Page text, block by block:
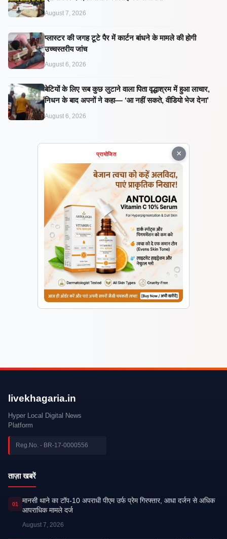
August 7, 2026
प्लास्टर की जगह टूटे पैर में कार्टन बांधने के मामले की होगी
उच्चस्तरीय जांच
August 6, 2026
बेटियों के लिए सब कुछ लुटाने वाला पिता वृद्धाश्रम में हुआ लाचार,
निधन के बाद अपनों ने कहा— ‘आ नहीं सकते, वीडियो भेज देना’
August 6, 2026
×
प्रायोजित
livekhagaria.in
Hyper Local Digital News
Platform
Reg.No. - BR-17-0000556
ताज़ा खबरें
01
मानसी थाने का टॉप-10 अपराधी पीएम उर्फ प्रेम गिरफ्तार, आधा दर्जन से अधिक
आपराधिक मामले दर्ज
August 7, 2026